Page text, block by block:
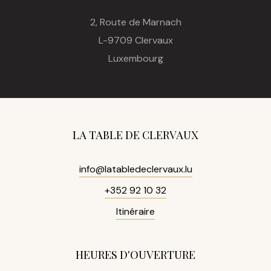
2, Route de Marnach
L-9709 Clervaux
Luxembourg
LA TABLE DE CLERVAUX
info@latabledeclervaux.lu
+352 92 10 32
Itinéraire
HEURES D'OUVERTURE